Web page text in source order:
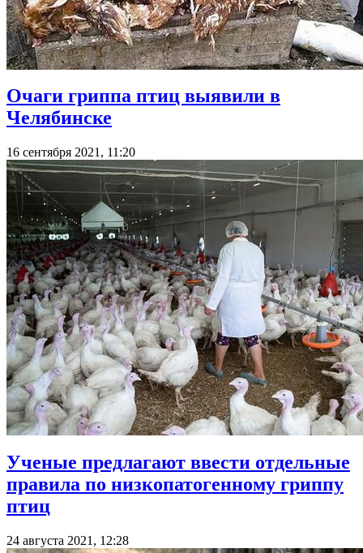
Очаги гриппа птиц выявили в
Челябинске
16 сентября 2021, 11:20
Ученые предлагают ввести отдельные
правила по низкопатогенному гриппу
птиц
24 августа 2021, 12:28